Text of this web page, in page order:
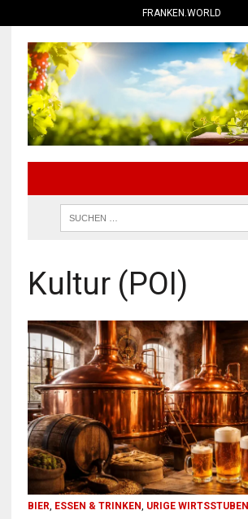
FRANKEN.WORLD
Kultur (POI)
BIER, ESSEN & TRINKEN, URIGE WIRTSSTUBEN